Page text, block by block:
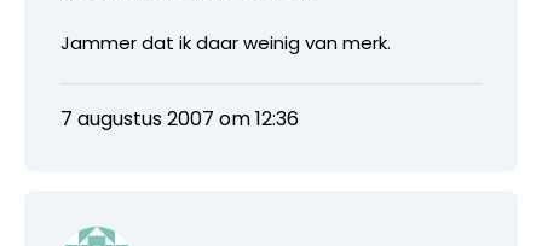
Jammer dat ik daar weinig van merk.
7 augustus 2007 om 12:36